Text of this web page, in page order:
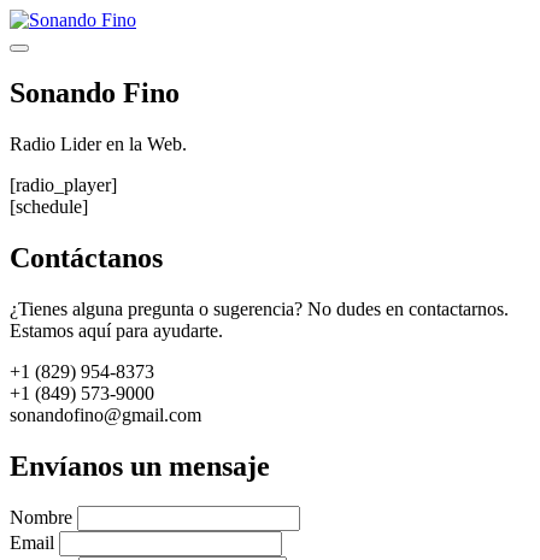
Saltar
al
Menú
Sonando Fino
Radio Lider en la Web.
[radio_player]
[schedule]
Contáctanos
¿Tienes alguna pregunta o sugerencia? No dudes en contactarnos.
Estamos aquí para ayudarte.
+1 (829) 954-8373
+1 (849) 573-9000
sonandofino@gmail.com
Envíanos un mensaje
Nombre
Email